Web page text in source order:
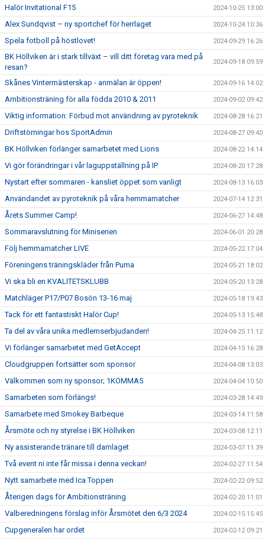
Halör Invitational F15 2024-10-25 13:00
Alex Sundqvist – ny sportchef för herrlaget 2024-10-24 10:36
Spela fotboll på höstlovet! 2024-09-29 16:26
BK Höllviken är i stark tillväxt – vill ditt företag vara med på
resan?
2024-09-18 09:59
Skånes Vintermästerskap - anmälan är öppen! 2024-09-16 14:02
Ambitionsträning för alla födda 2010 & 2011 2024-09-02 09:42
Viktig information: Förbud mot användning av pyroteknik 2024-08-28 16:21
Driftstörningar hos SportAdmin 2024-08-27 09:40
BK Höllviken förlänger samarbetet med Lions 2024-08-22 14:14
Vi gör förändringar i vår laguppställning på IP 2024-08-20 17:28
Nystart efter sommaren - kansliet öppet som vanligt 2024-08-13 16:03
Användandet av pyroteknik på våra hemmamatcher 2024-07-14 12:31
Årets Summer Camp! 2024-06-27 14:48
Sommaravslutning för Miniserien 2024-06-01 20:28
Följ hemmamatcher LIVE 2024-05-22 17:04
Föreningens träningskläder från Puma 2024-05-21 18:02
Vi ska bli en KVALITETSKLUBB 2024-05-20 13:28
Matchläger P17/P07 Bosön 13-16 maj 2024-05-18 19:43
Tack för ett fantastiskt Halör Cup! 2024-05-13 15:48
Ta del av våra unika medlemserbjudanden! 2024-04-25 11:12
Vi förlänger samarbetet med GetAccept 2024-04-15 16:28
Cloudgruppen fortsätter som sponsor 2024-04-08 13:03
Välkommen som ny sponsor; 1KOMMA5 2024-04-04 10:50
Samarbeten som förlängs! 2024-03-28 14:49
Samarbete med Smokey Barbeque 2024-03-14 11:58
Årsmöte och ny styrelse i BK Höllviken 2024-03-08 12:11
Ny assisterande tränare till damlaget 2024-03-07 11:39
Två event ni inte får missa i denna veckan! 2024-02-27 11:54
Nytt samarbete med Ica Toppen 2024-02-22 09:52
Återigen dags för Ambitionsträning 2024-02-20 11:01
Valberedningens förslag inför Årsmötet den 6/3 2024 2024-02-15 15:45
Cupgeneralen har ordet 2024-02-12 09:21